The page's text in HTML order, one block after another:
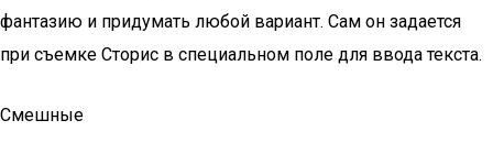
фантазию и придумать любой вариант. Сам он задается
при съемке Сторис в специальном поле для ввода текста.
Смешные